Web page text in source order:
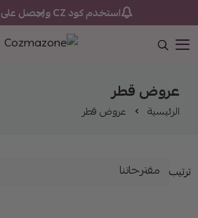
استخدم كود CZ واحصل على خصم اضافي
Cozmazone
عروض قطر
الرئيسية عروض قطر
ترتيب